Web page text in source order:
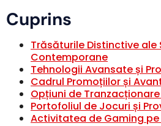
Cuprins
Trăsăturile Distinctive ale
Contemporane
Tehnologii Avansate și
Cadrul Promoțiilor și
Opțiuni de
Portofoliul de Jocuri și
Activitatea de Gaming